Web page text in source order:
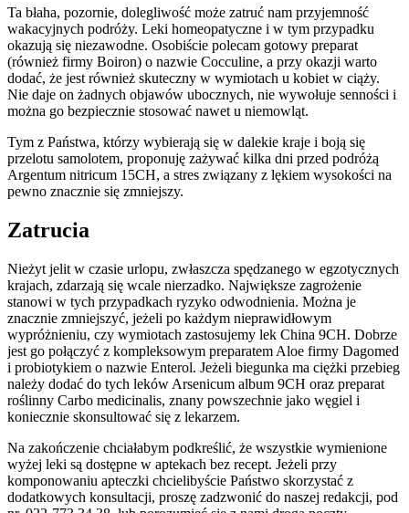
Ta błaha, pozornie, dolegliwość może zatruć nam przyjemność
wakacyjnych podróży. Leki homeopatyczne i w tym przypadku
okazują się niezawodne. Osobiście polecam gotowy preparat
(również firmy Boiron) o nazwie Cocculine, a przy okazji warto
dodać, że jest również skuteczny w wymiotach u kobiet w ciąży.
Nie daje on żadnych objawów ubocznych, nie wywołuje senności i
można go bezpiecznie stosować nawet u niemowląt.
Tym z Państwa, którzy wybierają się w dalekie kraje i boją się
przelotu samolotem, proponuję zażywać kilka dni przed podróżą
Argentum nitricum 15CH, a stres związany z lękiem wysokości na
pewno znacznie się zmniejszy.
Zatrucia
Nieżyt jelit w czasie urlopu, zwłaszcza spędzanego w egzotycznych
krajach, zdarzają się wcale nierzadko. Największe zagrożenie
stanowi w tych przypadkach ryzyko odwodnienia. Można je
znacznie zmniejszyć, jeżeli po każdym nieprawidłowym
wypróżnieniu, czy wymiotach zastosujemy lek China 9CH. Dobrze
jest go połączyć z kompleksowym preparatem Aloe firmy Dagomed
i probiotykiem o nazwie Enterol. Jeżeli biegunka ma ciężki przebieg
należy dodać do tych leków Arsenicum album 9CH oraz preparat
roślinny Carbo medicinalis, znany powszechnie jako węgiel i
koniecznie skonsultować się z lekarzem.
Na zakończenie chciałabym podkreślić, że wszystkie wymienione
wyżej leki są dostępne w aptekach bez recept. Jeżeli przy
komponowaniu apteczki chcielibyście Państwo skorzystać z
dodatkowych konsultacji, proszę zadzwonić do naszej redakcji, pod